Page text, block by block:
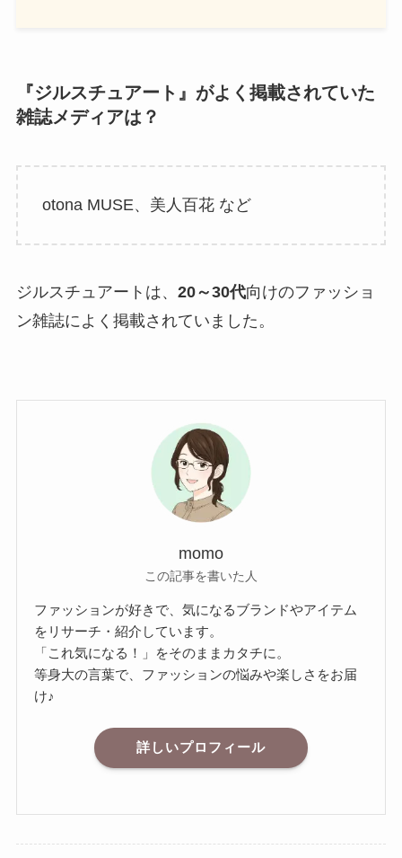
『ジルスチュアート』がよく掲載されていた
雑誌メディアは？
otona MUSE、美人百花 など
ジルスチュアートは、 20～30代向けのファッショ
ン雑誌によく掲載されていました。
momo
この記事を書いた人
ファッションが好きで、気になるブランドやアイテム
をリサーチ・紹介しています。
「これ気になる！」をそのままカタチに。
等身大の言葉で、ファッションの悩みや楽しさをお届
け♪
詳しいプロフィール